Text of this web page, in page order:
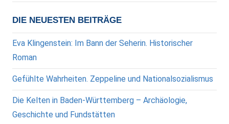
DIE NEUESTEN BEITRÄGE
Eva Klingenstein: Im Bann der Seherin. Historischer
Roman
Gefühlte Wahrheiten. Zeppeline und Nationalsozialismus
Die Kelten in Baden-Württemberg – Archäologie,
Geschichte und Fundstätten